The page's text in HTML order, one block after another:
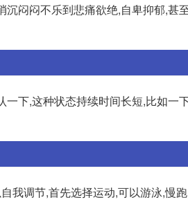
闷闷不乐到悲痛欲绝,自卑抑郁,甚
下,这种状态持续时间长短,比如一
我调节,首先选择运动,可以游泳,慢